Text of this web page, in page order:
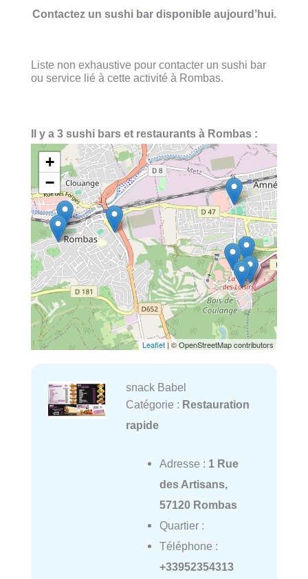
Contactez un sushi bar disponible aujourd’hui.
Liste non exhaustive pour contacter un sushi bar
ou service lié à cette activité à Rombas.
Il y a 3 sushi bars et restaurants à Rombas :
+
−
Leaflet| © OpenStreetMap contributors
snack Babel
Catégorie : Restauration
rapide
Adresse : 1 Rue
des Artisans,
57120 Rombas
Quartier :
Téléphone :
+33952354313